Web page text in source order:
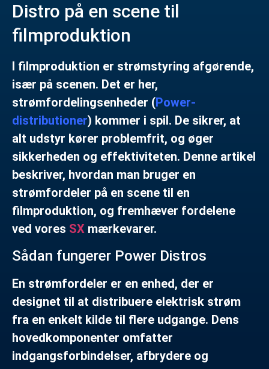
Distro på en scene til
filmproduktion
I filmproduktion er strømstyring afgørende,
især på scenen. Det er her,
strømfordelingsenheder (Power-
distributioner) kommer i spil. De sikrer, at
alt udstyr kører problemfrit, og øger
sikkerheden og effektiviteten. Denne artikel
beskriver, hvordan man bruger en
strømfordeler på en scene til en
filmproduktion, og fremhæver fordelene
ved vores SX mærkevarer.
Sådan fungerer Power Distros
En strømfordeler er en enhed, der er
designet til at distribuere elektrisk strøm
fra en enkelt kilde til flere udgange. Dens
hovedkomponenter omfatter
indgangsforbindelser, afbrydere og